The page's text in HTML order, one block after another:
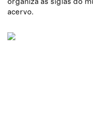
organiza as siglas do
acervo.